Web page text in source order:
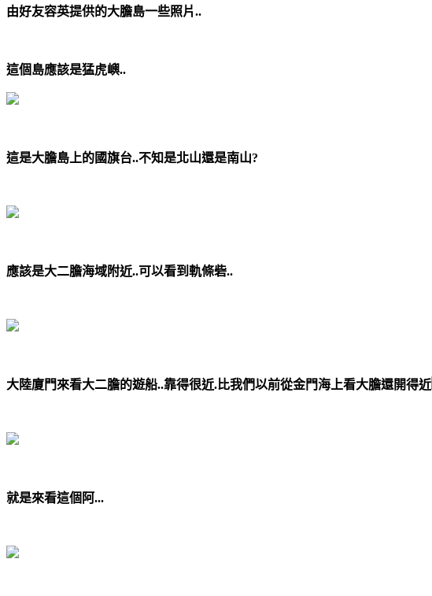
由好友容英提供的大膽島一些照片..
這個島應該是猛虎嶼..
這是大膽島上的國旗台..不知是北山還是南山?
應該是大二膽海域附近..可以看到軌條砦..
大陸廈門來看大二膽的遊船..靠得很近.比我們以前從金門海上看大膽還開得近
就是來看這個阿...